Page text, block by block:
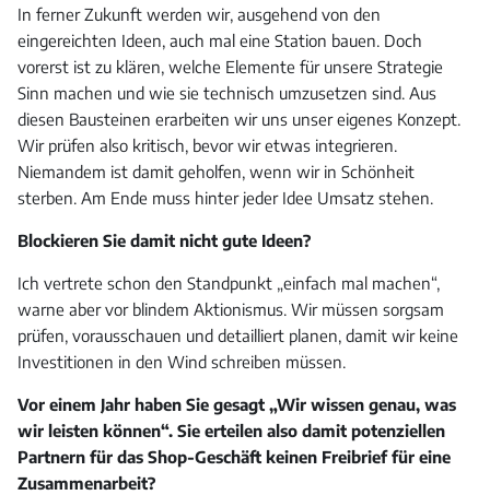
In ferner Zukunft werden wir, ausgehend von den
eingereichten Ideen, auch mal eine Station bauen. Doch
vorerst ist zu klären, welche Elemente für unsere Strategie
Sinn machen und wie sie technisch umzusetzen sind. Aus
diesen Bausteinen erarbeiten wir uns unser eigenes Konzept.
Wir prüfen also kritisch, bevor wir etwas integrieren.
Niemandem ist damit geholfen, wenn wir in Schönheit
sterben. Am Ende muss hinter jeder Idee Umsatz stehen.
Blockieren Sie damit nicht gute Ideen?
Ich vertrete schon den Standpunkt „einfach mal machen“,
warne aber vor blindem Aktionismus. Wir müssen sorgsam
prüfen, vorausschauen und detailliert planen, damit wir keine
Investitionen in den Wind schreiben müssen.
Vor einem Jahr haben Sie gesagt „Wir wissen genau, was
wir leisten können“. Sie erteilen also damit potenziellen
Partnern für das Shop-Geschäft keinen Freibrief für eine
Zusammenarbeit?